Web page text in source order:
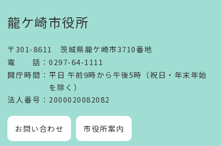
龍ケ崎市役所
〒301-8611 茨城県龍ケ崎市3710番地
電話 ： 0297-64-1111
開庁時間 ： 平日 午前9時から午後5時（祝日・年末年始
を除く）
法人番号 ：2000020082082
お問い合わせ 市役所案内